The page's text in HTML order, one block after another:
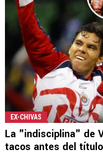
EX-CHIVAS
La "indisciplina" de
tacos antes del